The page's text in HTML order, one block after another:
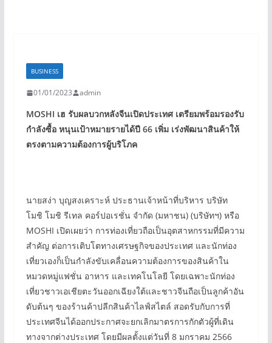
BUSINESS
01/01/2023 admin
MOSHI เฮ รับผลบวกหลังจีนเปิดประเทศ เตรียมพร้อมรองรับ
กำลังซื้อ หนุนเป้าหมายรายได้ปี 66เพิ่ม เร่งพัฒนาสินค้าให้
ตรงตามความต้องการผู้บริโภค
นายสง่า บุญสงเคราะห์ ประธานเจ้าหน้าที่บริหาร บริษัท
โมชิ โมชิ รีเทล คอร์ปอเรชั่น จำกัด (มหาชน) (บริษัทฯ) หรือ
MOSHI เปิดเผยว่า การท่องเที่ยวถือเป็นอุตสาหกรรมที่มีความ
สำคัญ ต่อการเติบโตทางเศรษฐกิจของประเทศ และนักท่อง
เที่ยวเองก็เป็นกำลังขับเคลื่อนความต้องการของสินค้าใน
หมวดหมู่แฟชั่น อาหาร และเทคโนโลยี โดยเฉพาะนักท่อง
เที่ยวชาวเอเชียตะวันออกเฉียงใต้และชาวจีนถือเป็นลูกค้าอัน
ดับต้นๆ ของร้านค้าปลีกสินค้าไลฟ์สไตล์ สอดรับกับการที่
ประเทศจีนได้ออกประกาศจะยกเลิกมาตรการกักตัวผู้ที่เดิน
ทางจากต่างประเทศ โดยมีผลตั้งแต่วันที่ 8 มกราคม 2566